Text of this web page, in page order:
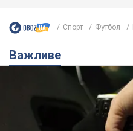
Спорт Футбол
Важливе